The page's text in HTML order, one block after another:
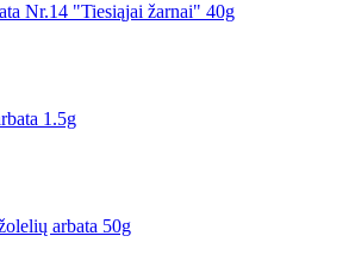
Nr.14 "Tiesiąjai žarnai" 40g
1.5g
arbata 50g